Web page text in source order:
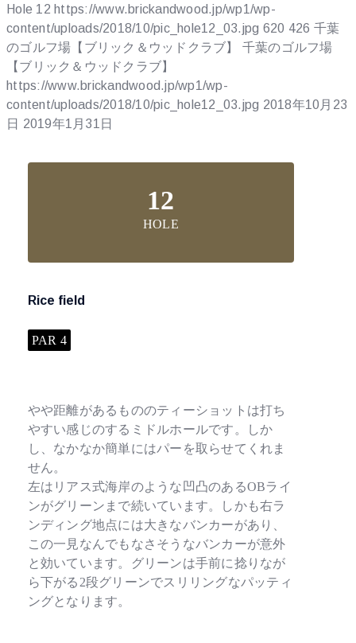
Hole 12 https://www.brickandwood.jp/wp1/wp-
content/uploads/2018/10/pic_hole12_03.jpg 620 426 千葉
のゴルフ場【ブリック＆ウッドクラブ】
千葉のゴルフ場
【ブリック＆ウッドクラブ】
https://www.brickandwood.jp/wp1/wp-
content/uploads/2018/10/pic_hole12_03.jpg 2018年10月23
日 2019年1月31日
12
HOLE
Rice field
PAR 4
やや距離があるもののティーショットは打ち
やすい感じのするミドルホールです。しか
し、なかなか簡単にはパーを取らせてくれま
せん。
左はリアス式海岸のような凹凸のあるOBライ
ンがグリーンまで続いています。しかも右ラ
ンディング地点には大きなバンカーがあり、
この一見なんでもなさそうなバンカーが意外
と効いています。グリーンは手前に捻りなが
ら下がる2段グリーンでスリリングなパッティ
ングとなります。